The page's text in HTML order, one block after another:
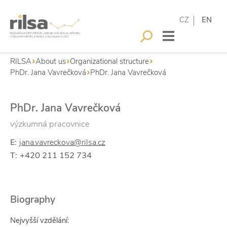
CZ EN
RILSA About us Organizational structure
PhDr. Jana Vavrečková PhDr. Jana Vavrečková
PhDr. Jana Vavrečková
výzkumná pracovnice
E: jana.vavreckova@rilsa.cz
T: +420 211 152 734
Biography
Nejvyšší vzdělání: